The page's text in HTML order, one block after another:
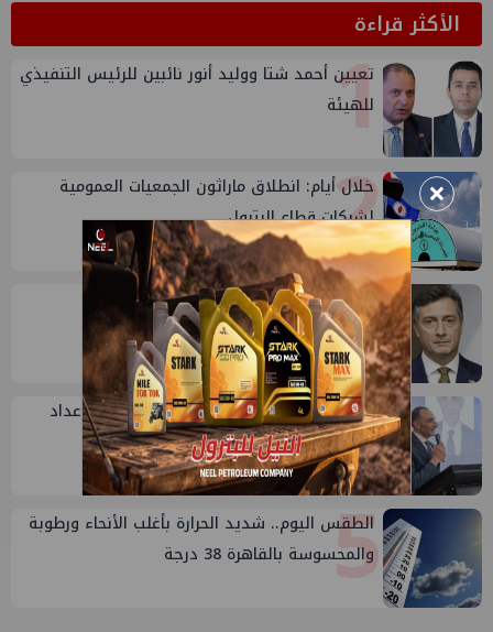
الأكثر قراءة1
تعيين أحمد شتا ووليد أنور نائبين للرئيس التنفيذي
للهيئة
2
خلال أيام: انطلاق ماراثون الجمعيات العمومية
لشركات قطاع البترول
3
إيني تعين مديراً جديد لها في مصر
4
مجرد رأي: لماذا لا يتدخل أحمد راندي في إعداد
لائحة هيئة الثروة المعدنية ؟
5
الطقس اليوم.. شديد الحرارة بأغلب الأنحاء ورطوبة
والمحسوسة بالقاهرة 38 درجة
×